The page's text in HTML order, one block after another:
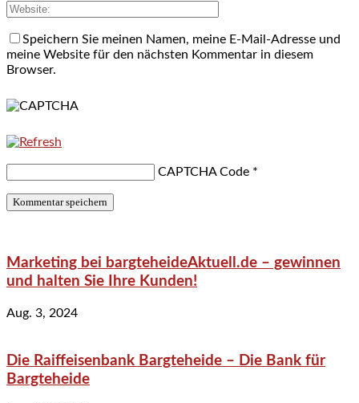
Speichern Sie meinen Namen, meine E-Mail-Adresse und
meine Website für den nächsten Kommentar in diesem
Browser.
CAPTCHA Code *
Marketing bei bargteheideAktuell.de – gewinnen
und halten Sie Ihre Kunden!
Aug. 3, 2024
Die Raiffeisenbank Bargteheide – Die Bank für
Bargteheide